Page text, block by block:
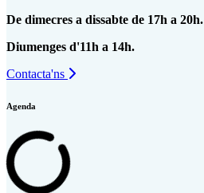
De dimecres a dissabte de 17h a 20h.
Diumenges d'11h a 14h.
Contacta'ns
Agenda